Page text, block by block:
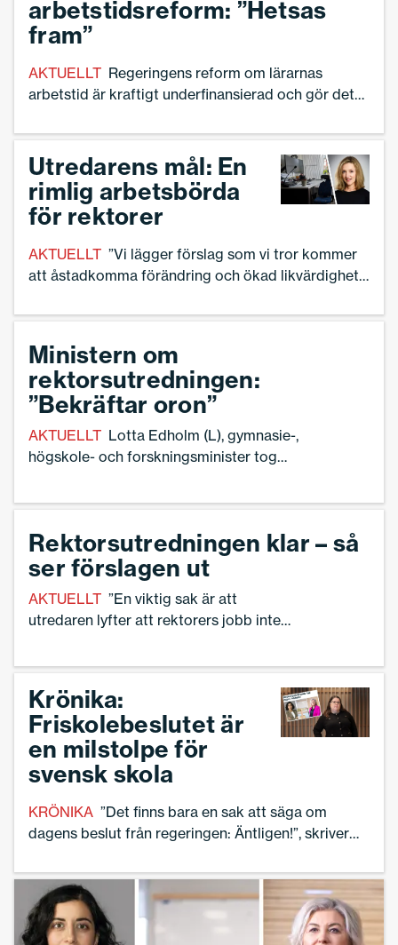
arbetstidsreform: ”Hetsas
fram”
AKTUELLT Regeringens reform om lärarnas
arbetstid är kraftigt underfinansierad och gör det
undervisningstid de har rätt till. Det menar Sveriges
Skolledare, Föreningen Sveriges skolchefer och
SKR i en gemensam debattartikel.
Utredarens mål: En
rimlig arbetsbörda
för rektorer
AKTUELLT ”Vi lägger förslag som vi tror kommer
att åstadkomma förändring och ökad likvärdighet”,
rektorsutredningen.
Ministern om
rektorsutredningen:
”Bekräftar oron”
AKTUELLT Lotta Edholm (L), gymnasie-,
högskole- och forskningsminister tog
om bättre förutsättningar för rektorer.
Rektorsutredningen klar – så
ser förslagen ut
AKTUELLT ”En viktig sak är att
utredaren lyfter att rektorers jobb inte
Charlotte Gavelin Rydman,
Skolledare.
Krönika:
Friskolebeslutet är
en milstolpe för
svensk skola
KRÖNIKA ”Det finns bara en sak att säga om
dagens beslut från regeringen: Äntligen!”, skriver
förslag om full insyn i fristående aktörers
verksamhet.